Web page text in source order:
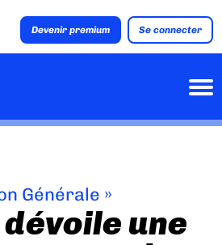
Devenir premium Se connecter
Générale »
une